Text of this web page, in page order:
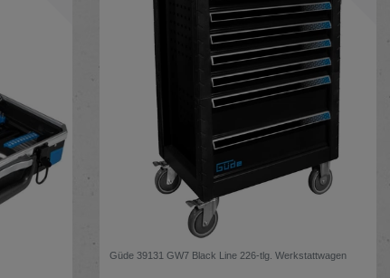
Güde 39131 GW7 Black Line 226-tlg. Werkstattwagen